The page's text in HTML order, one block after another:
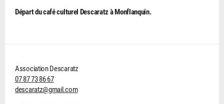
Départ du café culturel Descaratz à Monflanquin.
Association Descaratz
07 87 73 86 67
descaratz@gmail.com